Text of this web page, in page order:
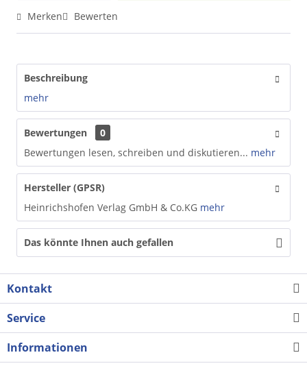
Merken Bewerten
Beschreibung
mehr
Bewertungen
0
Bewertungen lesen, schreiben und diskutieren... mehr
Hersteller (GPSR)
Heinrichshofen Verlag GmbH & Co.KG mehr
Das könnte Ihnen auch gefallen
Kontakt
Service
Informationen